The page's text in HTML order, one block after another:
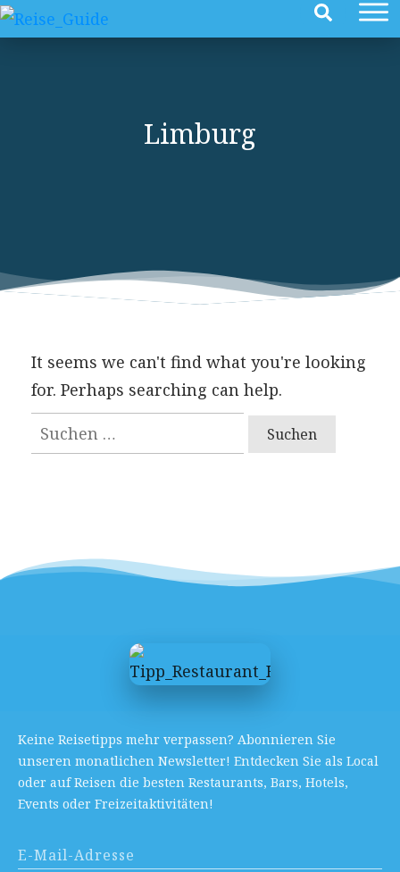
Limburg
It seems we can't find what you're looking
for. Perhaps searching can help.
Suchen
nach:
Keine Reisetipps mehr verpassen? Abonnieren Sie
unseren monatlichen Newsletter! Entdecken Sie als Local
oder auf Reisen die besten Restaurants, Bars, Hotels,
Events oder Freizeitaktivitäten!